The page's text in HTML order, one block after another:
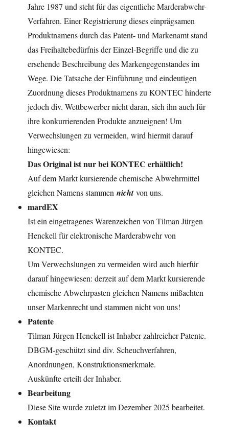
Jahre 1987 und steht für das eigentliche Marderabwehr-
Verfahren. Einer Registrierung dieses einprägsamen
Produktnamens durch das Patent- und Markenamt stand
das Freihaltebedürfnis der Einzel-Begriffe und die zu
ersehende Beschreibung des Markengegenstandes im
Wege. Die Tatsache der Einführung und eindeutigen
Zuordnung dieses Produktnamens zu KONTEC hinderte
jedoch div. Wettbewerber nicht daran, sich ihn auch für
ihre konkurrierenden Produkte anzueignen! Um
Verwechslungen zu vermeiden, wird hiermit darauf
hingewiesen:
Das Original ist nur bei KONTEC erhältlich!
Auf dem Markt kursierende chemische Abwehrmittel
gleichen Namens stammennichtvon uns.
mardEX
Ist ein eingetragenes Warenzeichen von Tilman Jürgen
Henckell für elektronische Marderabwehr von
KONTEC.
Um Verwechslungen zu vermeiden wird auch hierfür
darauf hingewiesen: derzeit auf dem Markt kursierende
chemische Abwehrpasten gleichen Namens mißachten
unser Markenrecht und stammen nicht von uns!
Patente
Tilman Jürgen Henckell ist Inhaber zahlreicher Patente.
DBGM-geschützt sind div. Scheuchverfahren,
Anordnungen, Konstruktionsmerkmale.
Auskünfte erteilt der Inhaber.
Bearbeitung
Diese Site wurde zuletzt im Dezember 2025 bearbeitet.
Kontakt